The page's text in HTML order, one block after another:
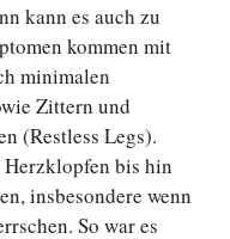
kann es auch zu
kommen mit
minimalen
Zittern und
(Restless Legs).
Herzklopfen bis hin
insbesondere wenn
So war es